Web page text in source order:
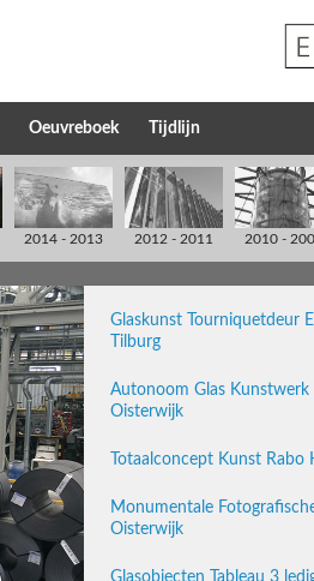
Oeuvreboek Tijdlijn
2014 - 2013 2012 - 2011 2010 -
Glaskunst Tourniquetdeur
Tilburg
Autonoom Glas
Oisterwijk
Totaalconcept Kunst
Monumentale
Oisterwijk
Glasobjecten Tableau 3